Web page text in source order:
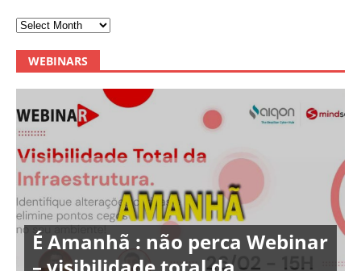
WEBINARS
É Amanhã : não perca Webinar